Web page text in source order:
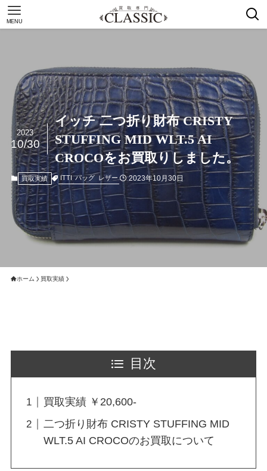
MENU
イッチ 二つ折り財布 CRISTY
STUFFING MID WLT.5 AI
CROCOをお買取りしました。
2023
10/30
買取実績 ITTI バッグ レザー 2023年10月30日
ホーム 買取実績
目次
買取実績 ￥20,600-
二つ折り財布 CRISTY STUFFING MID
WLT.5 AI CROCOのお買取について